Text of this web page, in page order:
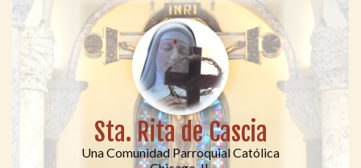
Sta. Rita de Cascia
Una Comunidad Parroquial Católica